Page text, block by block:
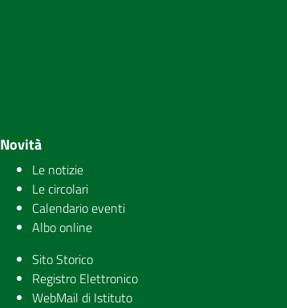
Novità
Le notizie
Le circolari
Calendario eventi
Albo online
Sito Storico
Registro Elettronico
WebMail di Istituto